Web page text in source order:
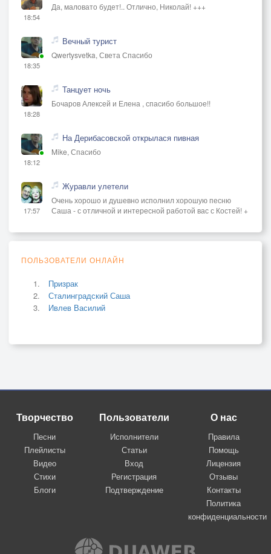
18:54
Да, маловато будет!.. Отлично, Николай! +++
18:35
Вечный турист
Qwertysvetka, Света Спасибо
18:28
Танцует ночь
Бочаров Алексей и Елена , спасибо большое!!
18:12
На Дерибасовской открылася пивная
Mike, Спасибо
17:57
Журавли улетели
Очень хорошо и душевно исполнил хорошую песню
Саша - с отличной и интересной работой вас с Костей! +
ПОЛЬЗОВАТЕЛИ ОНЛАЙН
Призрак
Сталинградский Саша
Ивлев Василий
Творчество
Песни
Плейлисты
Видео
Стихи
Блоги
Пользователи
Исполнители
Статьи
Вход
Регистрация
Подтверждение
О нас
Правила
Помощь
Лицензия
Отзывы
Контакты
Политика
конфиденциальности